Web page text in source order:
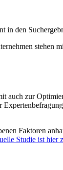
in den
stehen
auch zur
Faktoren
Studie ist hier